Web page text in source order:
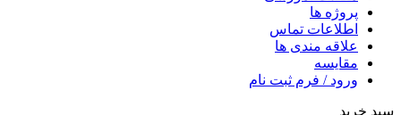
پروژه ها
اطلاعات تماس
علاقه مندی ها
مقایسه
ورود / فرم ثبت نام
سبد خرید